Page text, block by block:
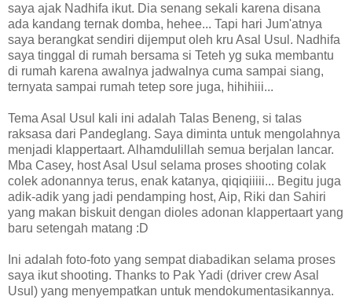
saya ajak Nadhifa ikut. Dia senang sekali karena disana
ada kandang ternak domba, hehee... Tapi hari Jum'atnya
saya berangkat sendiri dijemput oleh kru Asal Usul. Nadhifa
saya tinggal di rumah bersama si Teteh yg suka membantu
di rumah karena awalnya jadwalnya cuma sampai siang,
ternyata sampai rumah tetep sore juga, hihihiii...
Tema Asal Usul kali ini adalah Talas Beneng, si talas
raksasa dari Pandeglang. Saya diminta untuk mengolahnya
menjadi klappertaart. Alhamdulillah semua berjalan lancar.
Mba Casey, host Asal Usul selama proses shooting colak
colek adonannya terus, enak katanya, qiqiqiiiii... Begitu juga
adik-adik yang jadi pendamping host, Aip, Riki dan Sahiri
yang makan biskuit dengan dioles adonan klappertaart yang
baru setengah matang :D
Ini adalah foto-foto yang sempat diabadikan selama proses
saya ikut shooting. Thanks to Pak Yadi (driver crew Asal
Usul) yang menyempatkan untuk mendokumentasikannya.